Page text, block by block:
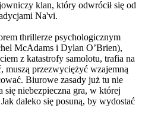
klan, który odwrócił się od
Na'vi.
thrillerze psychologicznym
McAdams i Dylan O’Brien),
z katastrofy samolotu, trafia na
muszą przezwyciężyć wzajemną
Biurowe zasady już tu nie
niebezpieczna gra, w której
daleko się posuną, by wydostać